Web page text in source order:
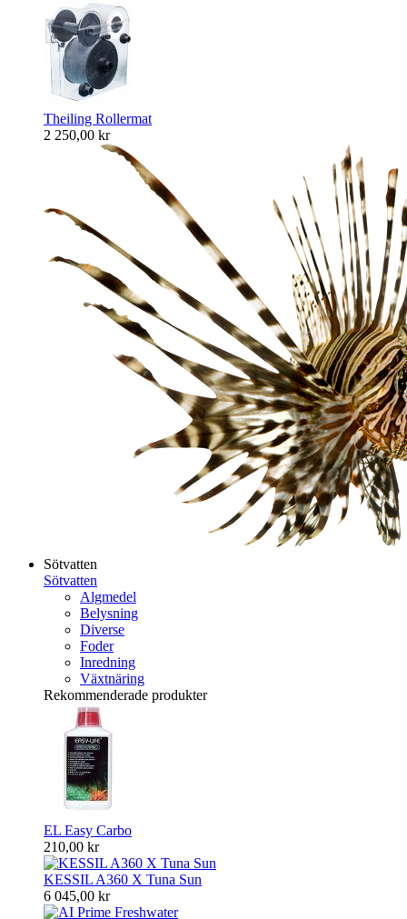
Theiling Rollermat
2 250,00 kr
Sötvatten
Sötvatten
Algmedel
Belysning
Diverse
Foder
Inredning
Växtnäring
Rekommenderade produkter
EL Easy Carbo
210,00 kr
KESSIL A360 X Tuna Sun
6 045,00 kr